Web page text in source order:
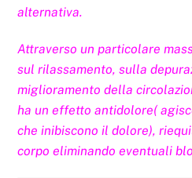
alternativa.
Attraverso un particolare
sul rilassamento, sulla
miglioramento della
ha un effetto antidolore(
che inibiscono il dolore),
corpo eliminando eventuali